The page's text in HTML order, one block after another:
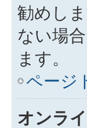
勧めし
ない場
ます。
ページ
オンラ